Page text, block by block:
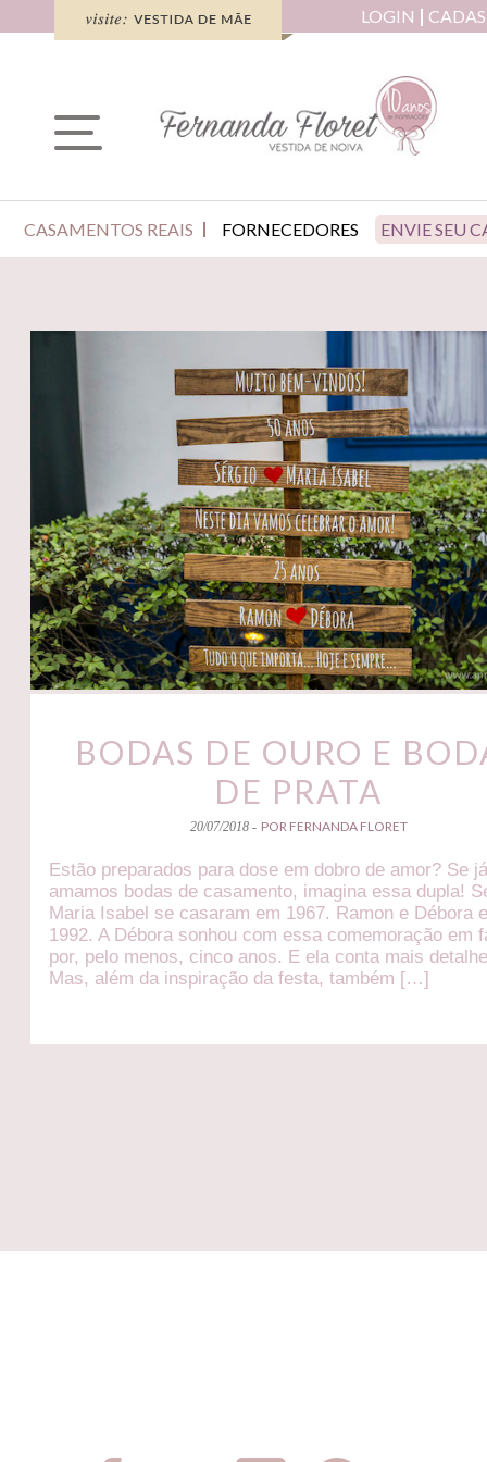
LOGIN
CASAMENTOS REAIS FORNECEDORES ENVIE SEU
BODAS DE OURO E
DE PRATA
20/07/2018 - POR FERNANDA FLORET
Estão preparados para dose em dobro de amor? Se
amamos bodas de casamento, imagina essa dupla!
Maria Isabel se casaram em 1967. Ramon e Débora
1992. A Débora sonhou com essa comemoração em
por, pelo menos, cinco anos. E ela conta mais
Mas, além da inspiração da festa, também […]